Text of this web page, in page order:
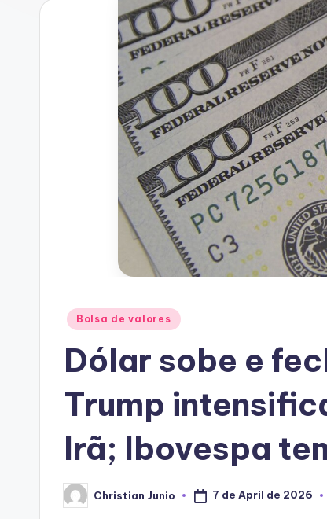
Posted
Bolsa de valores
Dólar sobe e
Trump
Irã; Ibovespa
Posted
by
Christian Junio 7 de April de 2026